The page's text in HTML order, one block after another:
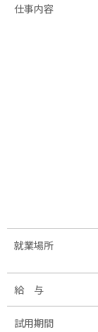
仕事内容
就業場所
給 与
試用期間